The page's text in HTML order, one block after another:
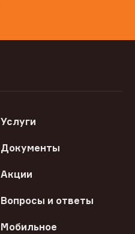
Услуги
Документы
Акции
Вопросы и ответы
Мобильное